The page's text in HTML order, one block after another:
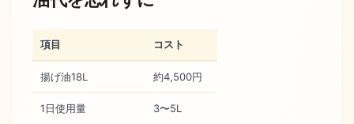
項目 コスト
揚げ油18L 約4,500円
1日使用量 3〜5L